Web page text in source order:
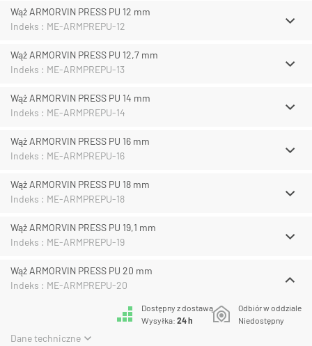
Wąż ARMORVIN PRESS PU 12 mm
Indeks : ME-ARMPREPU-12
Wąż ARMORVIN PRESS PU 12,7 mm
Indeks : ME-ARMPREPU-13
Wąż ARMORVIN PRESS PU 14 mm
Indeks : ME-ARMPREPU-14
Wąż ARMORVIN PRESS PU 16 mm
Indeks : ME-ARMPREPU-16
Wąż ARMORVIN PRESS PU 18 mm
Indeks : ME-ARMPREPU-18
Wąż ARMORVIN PRESS PU 19,1 mm
Indeks : ME-ARMPREPU-19
Wąż ARMORVIN PRESS PU 20 mm
Indeks : ME-ARMPREPU-20
Dostępny z dostawą
Wysyłka: 24 h
Odbiór w oddziale
Niedostępny
Dane techniczne